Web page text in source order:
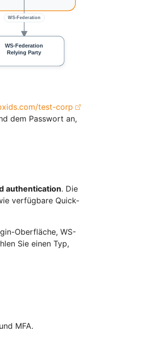
test-corp
dem Passwort an,
authentication. Die
verfügbare Quick-
Oberfläche, WS-
Sie einen Typ,
MFA.